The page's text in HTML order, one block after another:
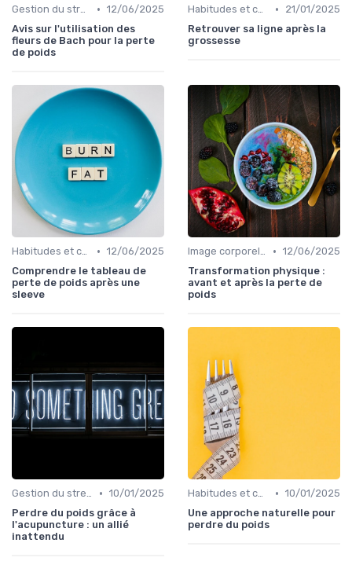
Gestion du stress et de l'anxiété • 12/06/2025
Avis sur l'utilisation des
fleurs de Bach pour la perte
de poids
Habitudes et changements de style de vie •
21/01/2025
Retrouver sa ligne après la
grossesse
Habitudes et changements de style de vie • 12/06/2025
Comprendre le tableau de
perte de poids après une
sleeve
Image corporelle et estime de soi • 12/06/2025
Transformation physique :
avant et après la perte de
poids
Gestion du stress et de l'anxiété • 10/01/2025
Perdre du poids grâce à
l'acupuncture : un allié
inattendu
Habitudes et changements de style de vie • 10/01/2025
Une approche naturelle pour
perdre du poids